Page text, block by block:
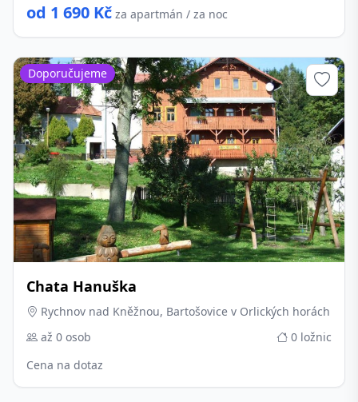
od 1 690 Kč za apartmán / za noc
Chata Hanuška
Rychnov nad Kněžnou, Bartošovice v Orlických horách
až 0 osob
0 ložnic
Cena na dotaz
Doporučujeme